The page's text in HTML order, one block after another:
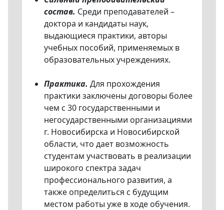
состав. Среди преподавателей –
доктора и кандидаты наук,
выдающиеся практики, авторы
учебных пособий, применяемых в
образовательных учреждениях.
Практика. Для прохождения
практики заключены договоры более
чем с 30 государственными и
негосударственными организациями
г. Новосибирска и Новосибирской
области, что дает возможность
студентам участвовать в реализации
широкого спектра задач
профессионального развития, а
также определиться с будущим
местом работы уже в ходе обучения.